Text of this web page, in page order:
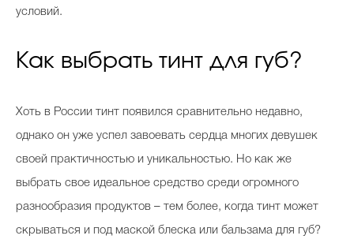
условий.
Как выбрать тинт для губ?
Хоть в России тинт появился сравнительно недавно,
однако он уже успел завоевать сердца многих девушек
своей практичностью и уникальностью. Но как же
выбрать свое идеальное средство среди огромного
разнообразия продуктов – тем более, когда тинт может
скрываться и под маской блеска или бальзама для губ?